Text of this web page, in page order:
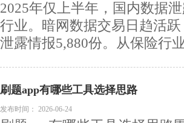
2025年仅上半年，国内数据
行业。暗网数据交易日趋活
泄露情报5,880份。从保险行
刷题app有哪些工具选择思路
发布时间： 2026-06-24